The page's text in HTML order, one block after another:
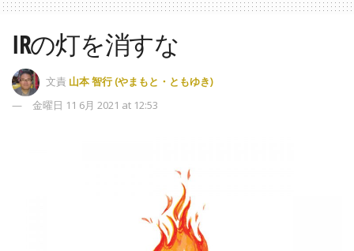
IRの灯を消すな
文責 山本 智行 (やまもと・ともゆき)
金曜日 11 6月 2021 at 12:53